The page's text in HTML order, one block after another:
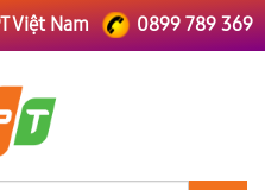
Việt Nam 0899 789 369